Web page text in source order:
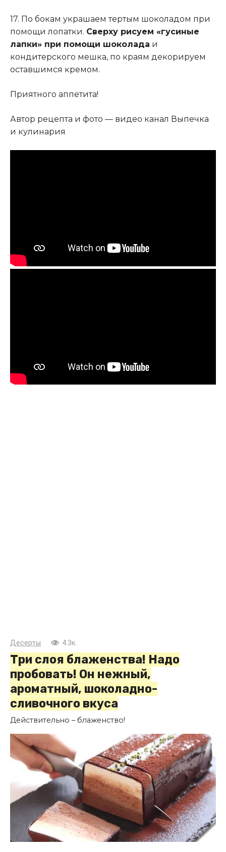
17. По бокам украшаем тертым шоколадом при
помощи лопатки. Сверху рисуем «гусиные
лапки» при помощи шоколада и
кондитерского мешка, по краям декорируем
оставшимся кремом.
Приятного аппетита!
Автор рецепта и фото — видео канал Выпечка
и кулинария
Десерты 4.3к.
Три слоя блаженства! Надо
пробовать! Он нежный,
ароматный, шоколадно-
сливочного вкуса
Действительно – блаженство!